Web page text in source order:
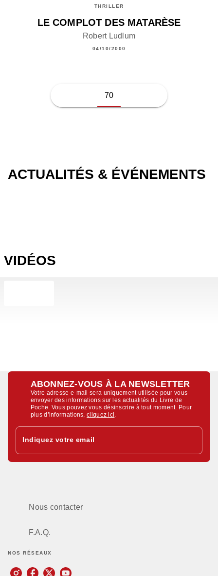
THRILLER
LE COMPLOT DES MATARÈSE
Robert Ludlum
04/10/2000
70
ACTUALITÉS & ÉVÉNEMENTS
VIDÉOS
ABONNEZ-VOUS À LA NEWSLETTER
Votre adresse e-mail sera uniquement utilisée pour vous
envoyer des informations sur les actualités du Livre de
Poche. Vous pouvez vous désinscrire à tout moment. Pour
plus d’informations,cliquez ici
Indiquez votre email
Nous contacter
F.A.Q.
NOS RÉSEAUX